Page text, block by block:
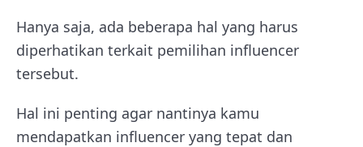
Hanya saja, ada beberapa hal yang harus
diperhatikan terkait pemilihan influencer
tersebut.
Hal ini penting agar nantinya kamu
mendapatkan influencer yang tepat dan